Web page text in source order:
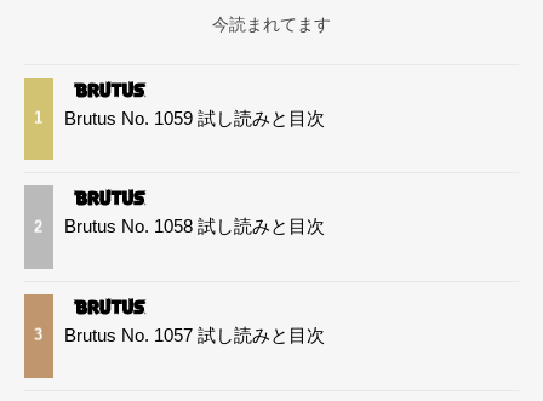
今読まれてます
1 Brutus No. 1059 試し読みと目次
2 Brutus No. 1058 試し読みと目次
3 Brutus No. 1057 試し読みと目次